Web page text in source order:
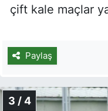
çift kale maçlar
Paylaş
3 / 4